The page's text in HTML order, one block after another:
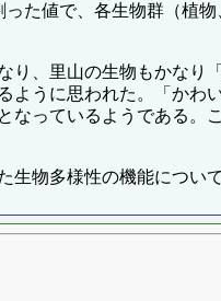
た値で、各生物群（植
、里山の生物もかなり
うに思われた。「かわ
っているようである。
物多様性の機能につい